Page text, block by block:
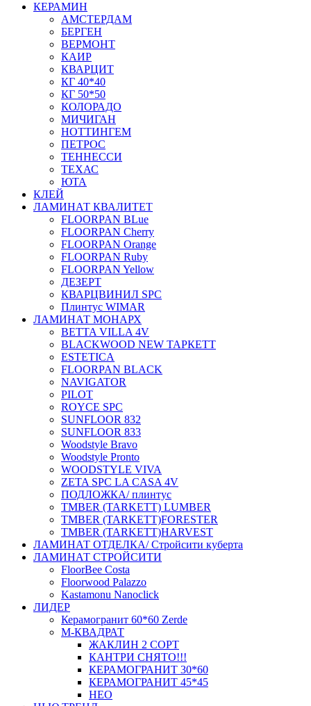
КЕРАМИН
АМСТЕРДАМ
БЕРГЕН
ВЕРМОНТ
КАИР
КВАРЦИТ
КГ 40*40
КГ 50*50
КОЛОРАДО
МИЧИГАН
НОТТИНГЕМ
ПЕТРОС
ТЕННЕССИ
ТЕХАС
ЮТА
КЛЕЙ
ЛАМИНАТ КВАЛИТЕТ
FLOORPAN BLue
FLOORPAN Cherry
FLOORPAN Orange
FLOORPAN Ruby
FLOORPAN Yellow
ДЕЗЕРТ
КВАРЦВИНИЛ SPC
Плинтус WIMAR
ЛАМИНАТ МОНАРХ
BETTA VILLA 4V
BLACKWOOD NEW ТАРКЕТТ
ESTETICA
FLOORPAN BLACK
NAVIGATOR
PILOT
ROYCE SPC
SUNFLOOR 832
SUNFLOOR 833
Woodstyle Bravo
Woodstyle Pronto
WOODSTYLE VIVA
ZETA SPC LA CASA 4V
ПОДЛОЖКА/ плинтус
ТMBER (TARKETT) LUMBER
ТMBER (TARKETT)FORESTER
ТMBER (TARKETT)HARVEST
ЛАМИНАТ ОТДЕЛКА/ Стройсити куберта
ЛАМИНАТ СТРОЙСИТИ
FloorBee Costa
Floorwood Palazzo
Kastamonu Nanoclick
ЛИДЕР
Керамогранит 60*60 Zerde
М-КВАДРАТ
ЖАКЛИН 2 СОРТ
КАНТРИ СНЯТО!!!
КЕРАМОГРАНИТ 30*60
КЕРАМОГРАНИТ 45*45
НЕО